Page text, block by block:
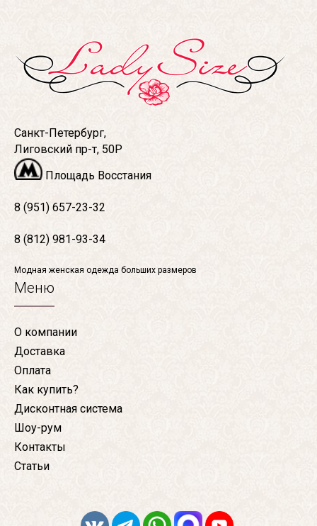
Санкт-Петербург,
Лиговский пр-т, 50Р
Площадь Восстания
8 (951) 657-23-32
8 (812) 981-93-34
Модная женская одежда больших размеров
Меню
О компании
Доставка
Оплата
Как купить?
Дисконтная система
Шоу-рум
Контакты
Статьи